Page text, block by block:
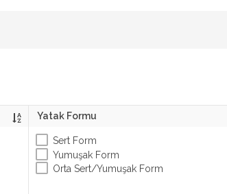
Yatak Formu
Sert Form
Yumuşak Form
Orta Sert/Yumuşak Form